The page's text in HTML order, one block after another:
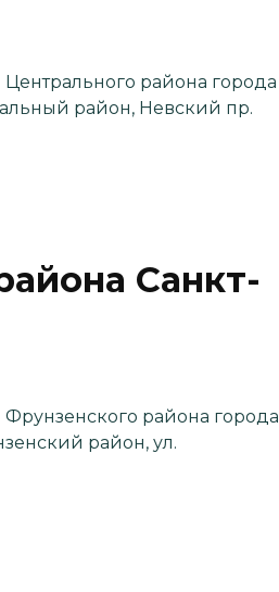
района города
район, Невский пр.
Санкт-
района города
район, ул.